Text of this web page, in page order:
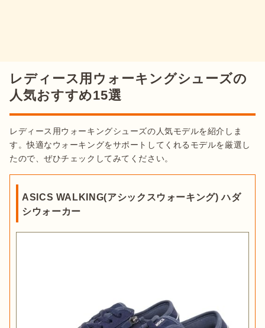
レディース用ウォーキングシューズの
人気おすすめ15選
レディース用ウォーキングシューズの人気モデルを紹介しま
す。快適なウォーキングをサポートしてくれるモデルを厳選し
たので、ぜひチェックしてみてください。
ASICS WALKING(アシックスウォーキング) ハダ
シウォーカー